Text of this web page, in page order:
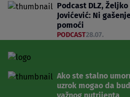
Podcast DLZ,
Jovićević: Ni
pomoći
PODCAST28.07.
Ako ste stalno
uzrok mogao da
važnog nutrijenta